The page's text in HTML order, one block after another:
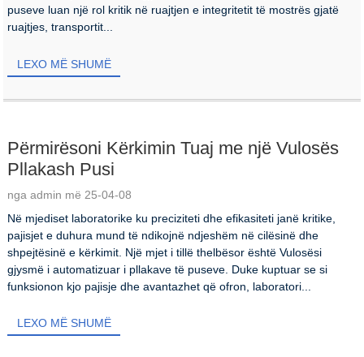
puseve luan një rol kritik në ruajtjen e integritetit të mostrës gjatë
ruajtjes, transportit...
LEXO MË SHUMË
Përmirësoni Kërkimin Tuaj me një Vulosës
Pllakash Pusi
nga admin më 25-04-08
Në mjediset laboratorike ku preciziteti dhe efikasiteti janë kritike,
pajisjet e duhura mund të ndikojnë ndjeshëm në cilësinë dhe
shpejtësinë e kërkimit. Një mjet i tillë thelbësor është Vulosësi
gjysmë i automatizuar i pllakave të puseve. Duke kuptuar se si
funksionon kjo pajisje dhe avantazhet që ofron, laboratori...
LEXO MË SHUMË